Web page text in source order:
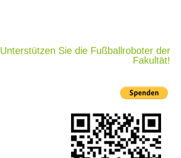
Unterstützen Sie die Fußballroboter der
Fakultät!